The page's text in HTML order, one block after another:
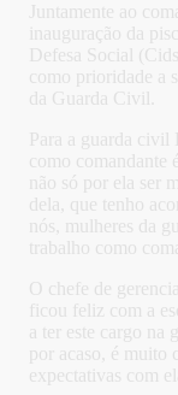
Juntamente ao
inauguração da
Defesa Social
como prioridade a
da Guarda Civil.
Para a guarda
como comandante
não só por ela ser
dela, que tenho
nós, mulheres da
trabalho como
O chefe de
ficou feliz com a
a ter este cargo
por acaso, é muito
expectativas com